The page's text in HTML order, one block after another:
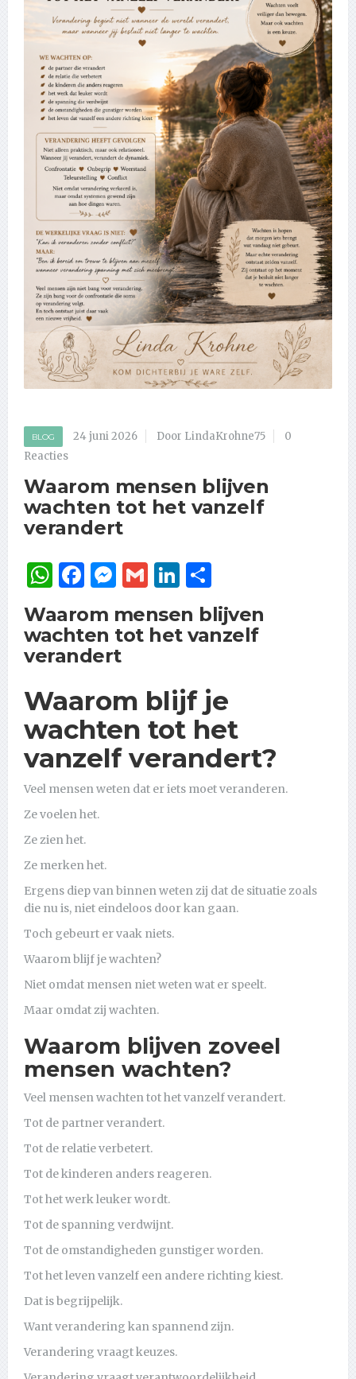
BLOG 24 juni 2026 Door LindaKrohne75
0
Reacties
Waarom mensen blijven
wachten tot het vanzelf
verandert
WhatsApp
Facebook
Messenger
GmailLinkedIn
Waarom mensen blijven
wachten tot het vanzelf
verandert
Waarom blijf je
wachten tot het
vanzelf verandert?
Veel mensen weten dat er iets moet veranderen.
Ze voelen het.
Ze zien het.
Ze merken het.
Ergens diep van binnen weten zij dat de situatie zoals
die nu is, niet eindeloos door kan gaan.
Toch gebeurt er vaak niets.
Waarom blijf je wachten?
Niet omdat mensen niet weten wat er speelt.
Maar omdat zij wachten.
Waarom blijven zoveel
mensen wachten?
Veel mensen wachten tot het vanzelf verandert.
Tot de partner verandert.
Tot de relatie verbetert.
Tot de kinderen anders reageren.
Tot het werk leuker wordt.
Tot de spanning verdwijnt.
Tot de omstandigheden gunstiger worden.
Tot het leven vanzelf een andere richting kiest.
Dat is begrijpelijk.
Want verandering kan spannend zijn.
Verandering vraagt keuzes.